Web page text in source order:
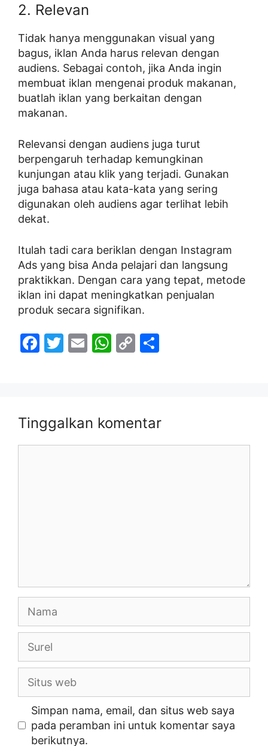
2. Relevan
Tidak hanya menggunakan visual yang
bagus, iklan Anda harus relevan dengan
audiens. Sebagai contoh, jika Anda ingin
membuat iklan mengenai produk makanan,
buatlah iklan yang berkaitan dengan
makanan.
Relevansi dengan audiens juga turut
berpengaruh terhadap kemungkinan
kunjungan atau klik yang terjadi. Gunakan
juga bahasa atau kata-kata yang sering
digunakan oleh audiens agar terlihat lebih
dekat.
Itulah tadi cara beriklan dengan Instagram
Ads yang bisa Anda pelajari dan langsung
praktikkan. Dengan cara yang tepat, metode
iklan ini dapat meningkatkan penjualan
produk secara signifikan.
F
b
o
T
E
W
A
C
Li
Tinggalkan komentar
Surel
Situs
web
Simpan nama, email, dan situs web saya
pada peramban ini untuk komentar saya
berikutnya.